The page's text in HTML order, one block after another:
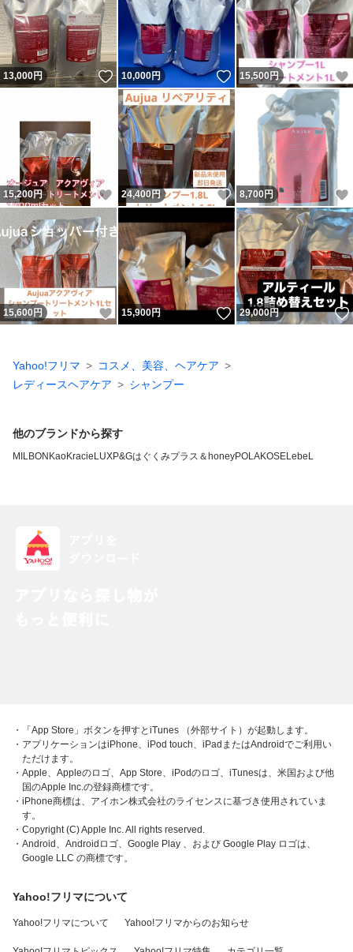
13,000円 いいね！
10,000円 いいね！
15,500円
15,200円 いいね！
24,400円 いいね！
8,700円
15,600 円 いいね！
15,900円 いいね！
29,000円
Yahoo!フリマ
コスメ、美容、ヘアケア
レディースヘアケア
シャンプー
他のブランドから探す
MILBON KaoKracie LUXP&Gはぐくみプラス ＆honeyPOLAKOSELebeL
・「App Store」ボタンを押すとiTunes （外部サイト）が起動します。
・アプリケーションはiPhone、iPod touch、iPadまたはAndroidでご利用い
ただけます。
・Apple、Appleのロゴ、App Store、iPodのロゴ、iTunesは、米国および他
国のApple Inc.の登録商標です。
・iPhone商標は、アイホン株式会社のライセンスに基づき使用されていま
す。
・Copyright (C) Apple Inc. All rights reserved.
・Android、Androidロゴ、Google Play 、および Google Play ロゴは、
Google LLC の商標です。
Yahoo!フリマについて
Yahoo!フリマについて Yahoo!フリマからのお知らせ